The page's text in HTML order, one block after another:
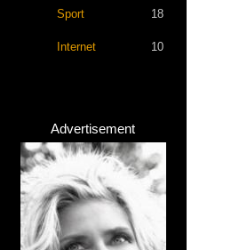
Sport 18
Internet 10
Advertisement